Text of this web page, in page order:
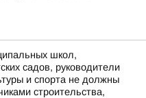
школ,
садов, руководители
и спорта не должны
строительства,